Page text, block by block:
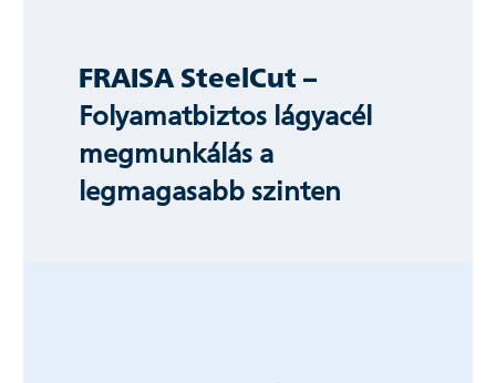
FRAISA SteelCut –
Folyamatbiztos lágyacél
megmunkálás a
legmagasabb szinten